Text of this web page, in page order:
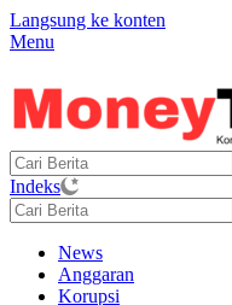
Langsung ke konten
Menu
Indeks
News
Anggaran
Korupsi